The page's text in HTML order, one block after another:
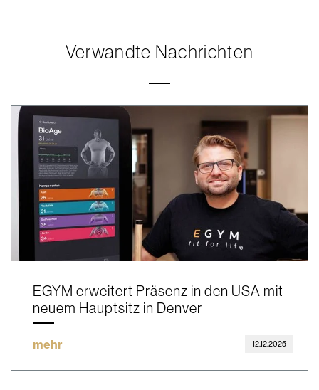
Verwandte Nachrichten
EGYM erweitert Präsenz in den USA mit
neuem Hauptsitz in Denver
mehr 12.12.2025